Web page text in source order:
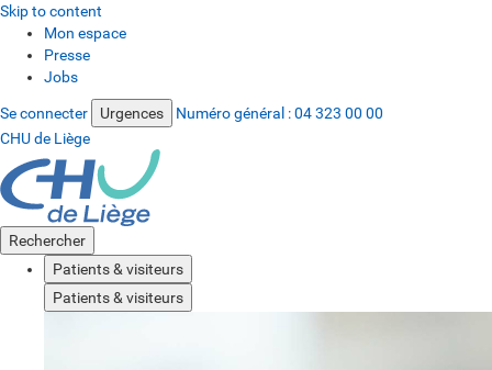
Skip to content
Mon espace
Presse
Jobs
Se connecter Urgences Numéro général :04 323 00 00
CHU de Liège
Rechercher
Patients & visiteurs
Patients & visiteurs